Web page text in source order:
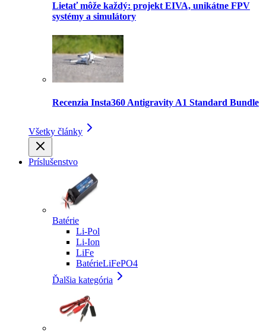
Lietať môže každý: projekt EIVA, unikátne FPV
systémy a simulátory
Recenzia Insta360 Antigravity A1 Standard Bundle
Všetky články
Príslušenstvo
Batérie
Li-Pol
Li-Ion
LiFe
BatérieLiFePO4
Ďalšia kategória